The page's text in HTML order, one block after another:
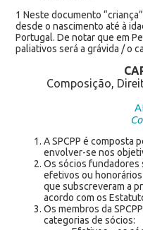
1 Neste documento
desde o nascimento até à
Portugal. De notar que em
paliativos será a grávida / o
Composição,
A SPCPP é composta
envolver-se nos
Os sócios fundadores
efetivos ou honorários
que subscreveram a
acordo com os
Os membros da
categorias de sócios: